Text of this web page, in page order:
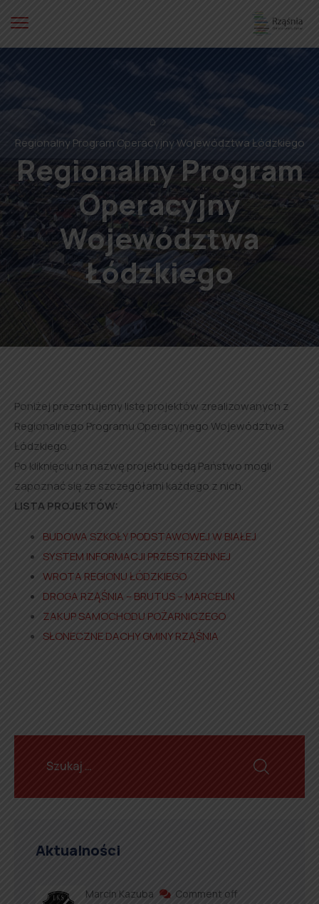
⌂
Regionalny Program Operacyjny Województwa Łódzkiego
Regionalny Program
Operacyjny
Województwa
Łódzkiego
Poniżej prezentujemy listę projektów zrealizowanych z
Regionalnego Programu Operacyjnego Województwa
Łódzkiego.
Po kliknięciu na nazwę projektu będą Państwo mogli
zapoznać się ze szczegółami każdego z nich.
LISTA PROJEKTÓW:
BUDOWA SZKOŁY PODSTAWOWEJ W BIAŁEJ
SYSTEM INFORMACJI PRZESTRZENNEJ
WROTA REGIONU ŁÓDZKIEGO
DROGA RZĄŚNIA – BRUTUS – MARCELIN
ZAKUP SAMOCHODU POŻARNICZEGO
SŁONECZNE DACHY GMINY RZĄŚNIA
Aktualności
Marcin Kazuba Comment off